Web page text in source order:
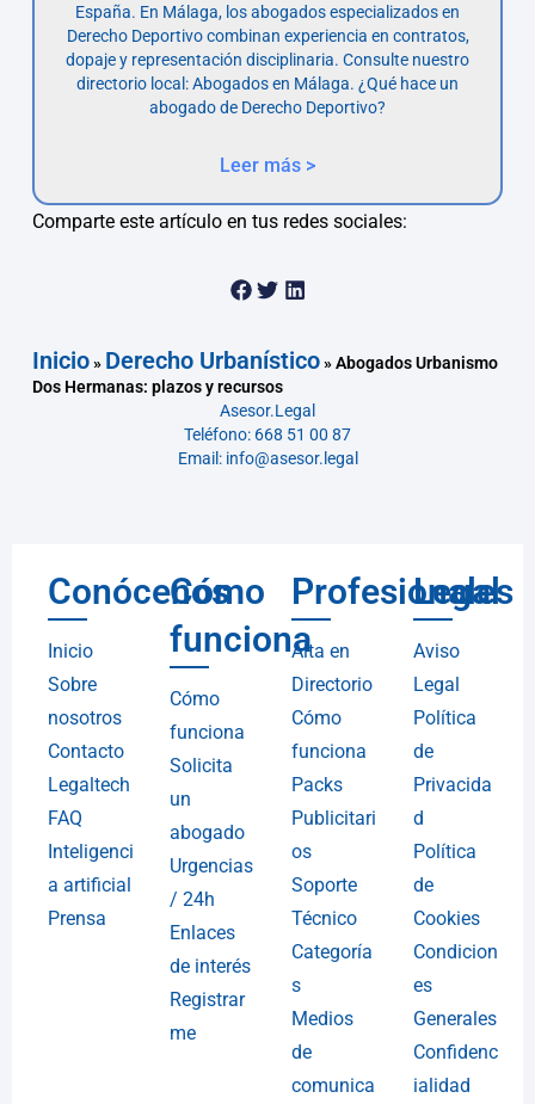
España. En Málaga, los abogados especializados en
Derecho Deportivo combinan experiencia en contratos,
dopaje y representación disciplinaria. Consulte nuestro
directorio local: Abogados en Málaga. ¿Qué hace un
abogado de Derecho Deportivo?
Leer más >
Comparte este artículo en tus redes sociales:
Inicio» Derecho Urbanístico»Abogados Urbanismo
Dos Hermanas: plazos y recursos
Asesor.Legal
Teléfono: 668 51 00 87
Email: info@asesor.legal
Conócenos
Inicio
Sobre
nosotros
Contacto
Legaltech
FAQ
Inteligenci
a artificial
Prensa
Cómo
funciona
Cómo
funciona
Solicita
un
abogado
Urgencias
/ 24h
Enlaces
de interés
Registrar
me
Profesionales
Alta en
Directorio
Cómo
funciona
Packs
Publicitari
os
Soporte
Técnico
Categoría
s
Medios
de
comunica
Legal
Aviso
Legal
Política
de
Privacida
d
Política
de
Cookies
Condicion
es
Generales
Confidenc
ialidad